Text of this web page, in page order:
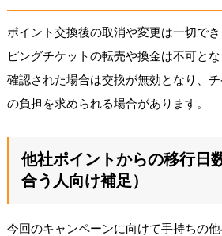
ポイント交換後の取消や変更は一切で
ピングチケットの転売や換金は不可と
確認された場合は交換が無効となり、
の負担を求められる場合があります。
他社ポイントからの移行日
合う人向け補足）
今回のキャンペーンに向けて手持ちの